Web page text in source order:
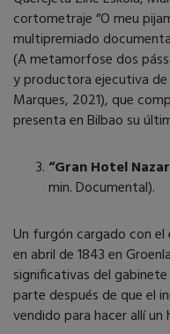
cortometraje “O meu
multipremiado
(A metamorfose dos
y productora ejecutiva de
Marques, 2021), que
presenta en Bilbao su
“Gran Hotel
min. Documental).
Un furgón cargado con
en abril de 1843 en
significativas del
parte después de que el
vendido para hacer allí un